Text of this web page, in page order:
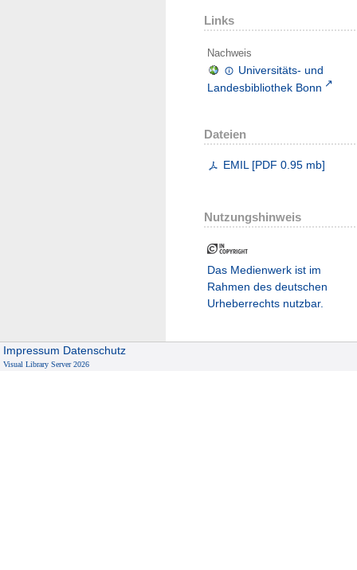
Links
Nachweis
Universitäts- und
Landesbibliothek Bonn
Dateien
EMIL [PDF 0.95 mb]
Nutzungshinweis
Das Medienwerk ist im
Rahmen des deutschen
Urheberrechts nutzbar.
Impressum Datenschutz
Visual Library Server 2026